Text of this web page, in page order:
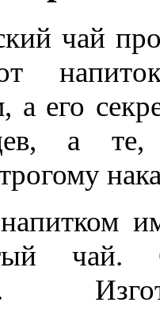
чай
а его
а
чай.